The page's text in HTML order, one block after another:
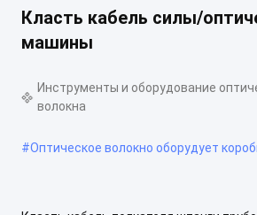
Класть кабель силы/
машины
Инструменты и оборудование
волокна
#Оптическое волокно оборудует